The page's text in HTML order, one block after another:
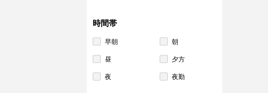
時間帯
早朝 朝
昼 夕方
夜 夜勤